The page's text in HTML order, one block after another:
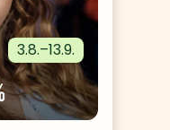
3.8.–13.9.